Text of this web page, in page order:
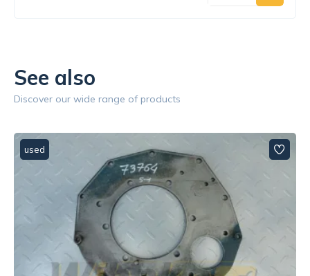
See also
Discover our wide range of products
used